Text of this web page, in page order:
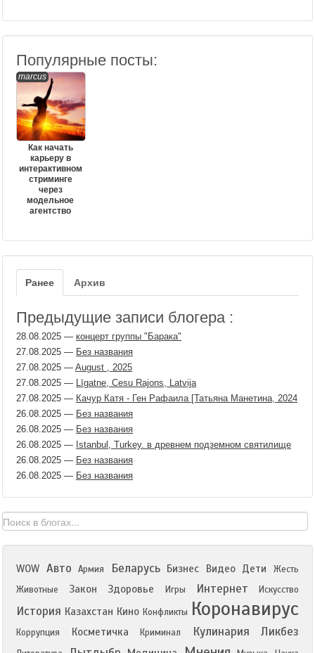
Популярные посты:
marcus
Как начать
карьеру в
интерактивном
стриминге
через
модельное
агентство
Ранее Архив
Предыдущие записи блогера :
28.08.2025 — концерт группы "Барака"
27.08.2025 — Без названия
27.08.2025 — August , 2025
27.08.2025 — Līgatne, Cesu Rajons, Latvija
27.08.2025 — Качур Катя - Ген Рафаила [Татьяна Манетина, 2024
26.08.2025 — Без названия
26.08.2025 — Без названия
26.08.2025 — Istanbul, Turkey. в древнем подземном святилище
26.08.2025 — Без названия
26.08.2025 — Без названия
WOW Авто Армия Беларусь Бизнес Видео Дети
Жесть
Животные
Закон Здоровье Игры Интернет Искусство
История Казахстан Кино Конфликты Коронавирус
Коррупция Косметичка Криминал Кулинария Ликбез